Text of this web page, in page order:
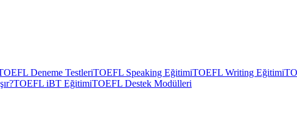
Deneme TestleriTOEFL Speaking EğitimiTOEFL Writing Eğitimi
TOEFL iBT EğitimiTOEFL Destek Modülleri